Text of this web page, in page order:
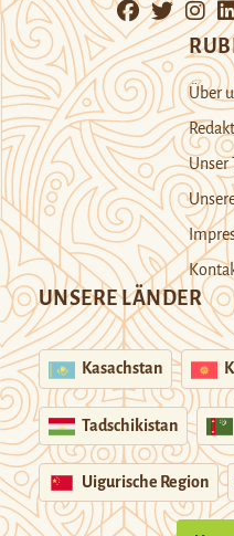
Über
Unser
UNSERE LÄNDER
Kasachstan
Tadschikistan
Uigurische Region